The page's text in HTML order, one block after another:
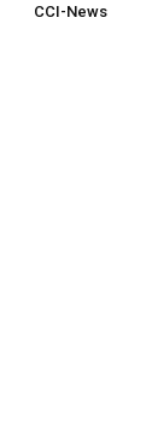
CCI-News